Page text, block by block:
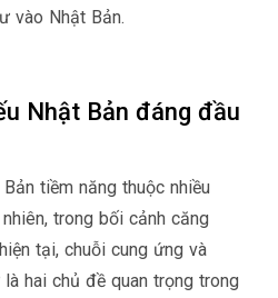
vào Nhật Bản.
Nhật Bản đáng đầu
tiềm năng thuộc nhiều
trong bối cảnh căng
tại, chuỗi cung ứng và
hai chủ đề quan trọng trong